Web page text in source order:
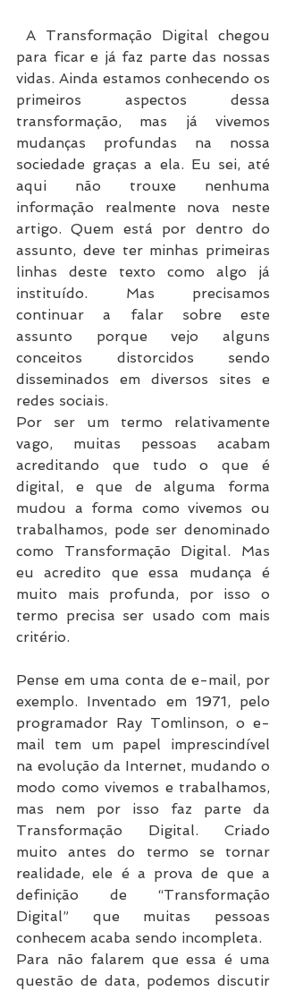
para ficar e já faz parte das nossas
vidas. Ainda estamos conhecendo os
primeiros aspectos dessa
transformação, mas já vivemos
mudanças profundas na nossa
sociedade graças a ela. Eu sei, até
aqui não trouxe nenhuma
informação realmente nova neste
artigo. Quem está por dentro do
assunto, deve ter minhas primeiras
linhas deste texto como algo já
instituído. Mas precisamos
continuar a falar sobre este
assunto porque vejo alguns
conceitos distorcidos sendo
disseminados em diversos sites e
redes sociais.
Por ser um termo relativamente
vago, muitas pessoas acabam
acreditando que tudo o que é
digital, e que de alguma forma
mudou a forma como vivemos ou
trabalhamos, pode ser denominado
como Transformação Digital. Mas
eu acredito que essa mudança é
muito mais profunda, por isso o
termo precisa ser usado com mais
critério.
Pense em uma conta de e-mail, por
exemplo. Inventado em 1971, pelo
programador Ray Tomlinson, o e-
mail tem um papel imprescindível
na evolução da Internet, mudando o
modo como vivemos e trabalhamos,
mas nem por isso faz parte da
Transformação Digital. Criado
muito antes do termo se tornar
realidade, ele é a prova de que a
definição de “Transformação
Digital” que muitas pessoas
conhecem acaba sendo incompleta.
Para não falarem que essa é uma
questão de data, podemos discutir